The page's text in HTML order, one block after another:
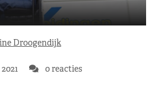
Droogendijk
0 reacties